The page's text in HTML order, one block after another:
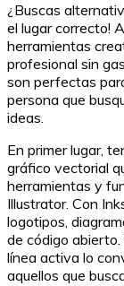
¿Buscas
el lugar correcto!
herramientas
profesional sin
son perfectas
persona que
ideas.
En primer lugar,
gráfico vectorial
herramientas y
Illustrator. Con
logotipos,
de código
línea activa lo
aquellos que